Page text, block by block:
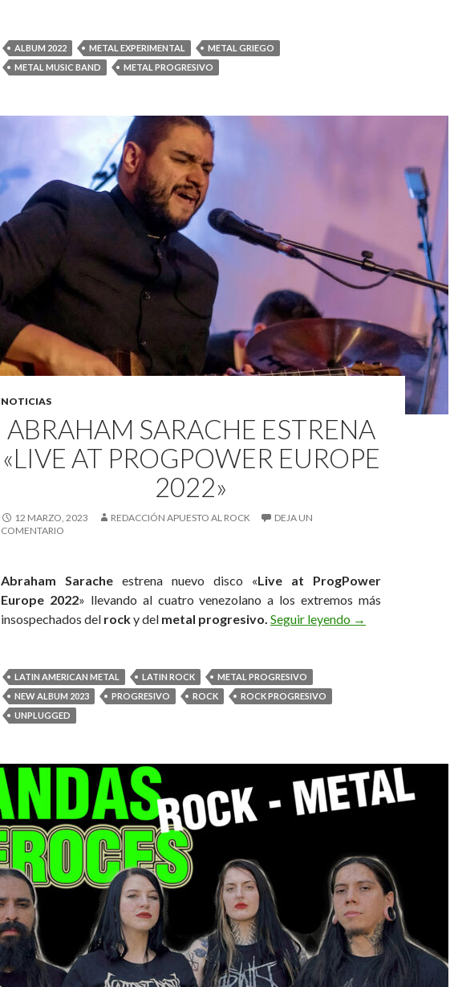
ALBUM 2022 METAL EXPERIMENTAL
METAL GRIEGO
METAL MUSIC BAND
METAL PROGRESIVO
NOTICIAS
ABRAHAM SARACHE ESTRENA
«LIVE AT PROGPOWER EUROPE
2022»
12 MARZO, 2023 REDACCIÓN APUESTO AL ROCK
DEJA UN
COMENTARIO
Abraham Sarache estrena nuevo disco «Live at ProgPower
Europe 2022» llevando al cuatro venezolano a los extremos más
insospechados del rocky del metal progresivo. Seguir leyendo Abraham
→
LATIN AMERICAN METAL LATIN ROCK
METAL PROGRESIVO
NEW ALBUM 2023
PROGRESIVO ROCK
ROCK PROGRESIVO
UNPLUGGED